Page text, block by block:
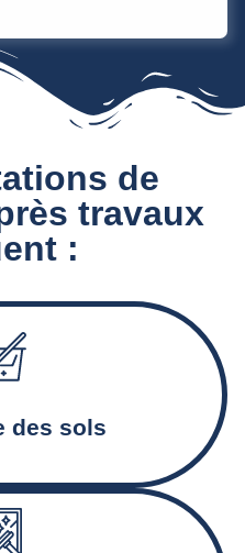
de
travaux
:
des sols
traitement des résidus et